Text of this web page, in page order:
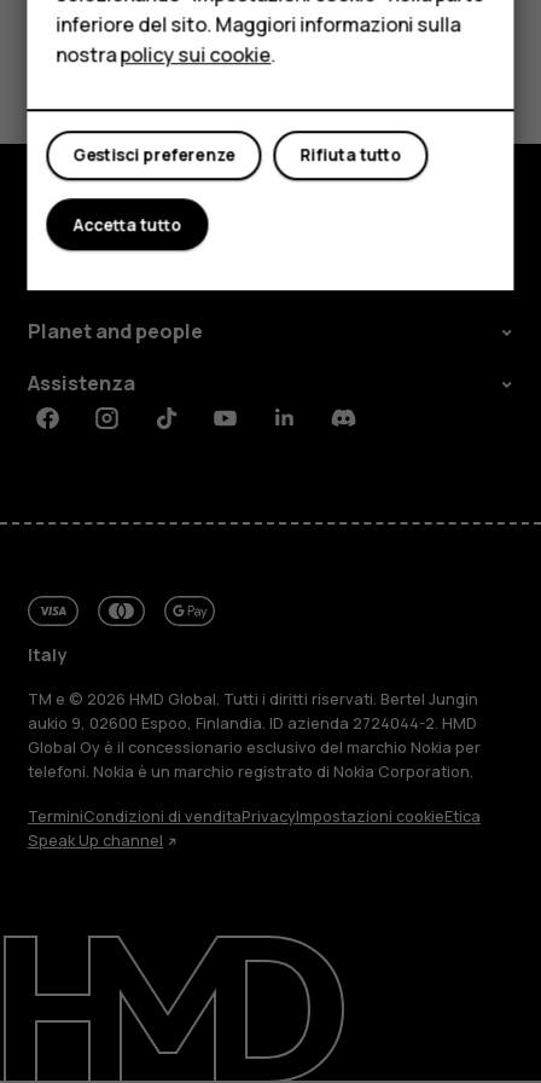
Tablet
Negozio
Il mio account
Ripara, riutilizza, ricicla
Sostenibilità
Assistenza
Ti è stato d'aiuto?
Sì No
Negozio
Planet and people
Assistenza
FacebookInstagramTiktokYoutubeLinkedinDiscord
Italy
TM e © 2026 HMD Global. Tutti i diritti riservati. Bertel Jungin
aukio 9, 02600 Espoo, Finlandia. ID azienda 2724044-2. HMD
Global Oy è il concessionario esclusivo del marchio Nokia per
telefoni. Nokia è un marchio registrato di Nokia Corporation.
TerminiCondizioni di venditaPrivacyImpostazioni cookieEtica
Speak Up channel
inferiore del sito. Maggiori informazioni sulla
nostrapolicy sui cookie.
Rifiuta tutto
Gestisci preferenze
Accetta tutto